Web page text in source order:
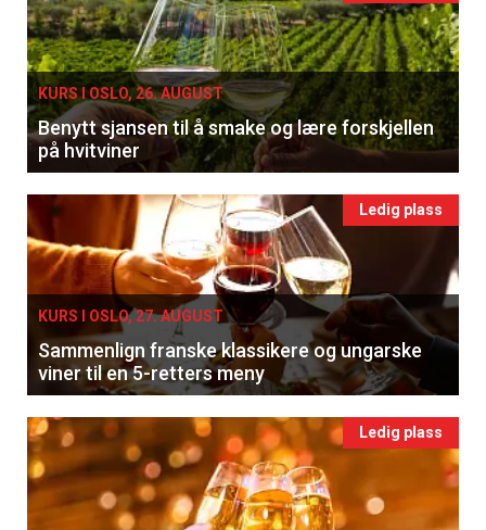
KURS I OSLO, 26. AUGUST
Benytt sjansen til å smake og lære forskjellen
på hvitviner
Ledig plass
KURS I OSLO, 27. AUGUST
Sammenlign franske klassikere og ungarske
viner til en 5-retters meny
Ledig plass